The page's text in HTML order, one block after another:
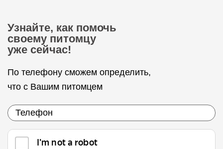
Узнайте, как помочь
своему питомцу
уже сейчас!
По телефону сможем определить,
что с Вашим питомцем